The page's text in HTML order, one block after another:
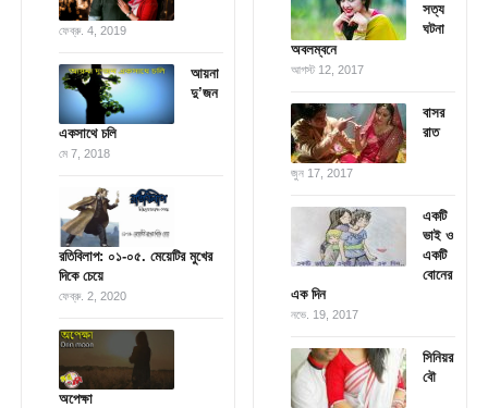
ফেব্রু. 4, 2019
আয়না
দু’জন
একসাথে চলি
মে 7, 2018
রতিবিলাপ: ০১-০৫. মেয়েটির মুখের
দিকে চেয়ে
ফেব্রু. 2, 2020
অপেক্ষা
সত্য
ঘটনা
অবলম্বনে
আগস্ট 12, 2017
বাসর
রাত
জুন 17, 2017
একটি
ভাই ও
একটি
বোনের
এক দিন
নভে. 19, 2017
সিনিয়র
বৌ